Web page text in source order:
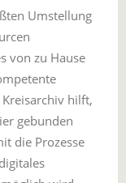
Umstellung
von zu Hause
hilft,
gebunden
die Prozesse